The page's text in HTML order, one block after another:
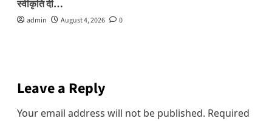
स्वीकृति दी…
admin August 4, 2026 0
Leave a Reply
Your email address will not be published. Required